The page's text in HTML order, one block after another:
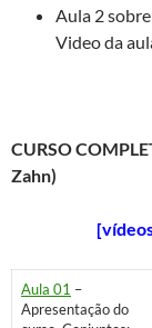
Aula 2
Video da
CURSO
Zahn)
Aula 01 –
Apresentação do